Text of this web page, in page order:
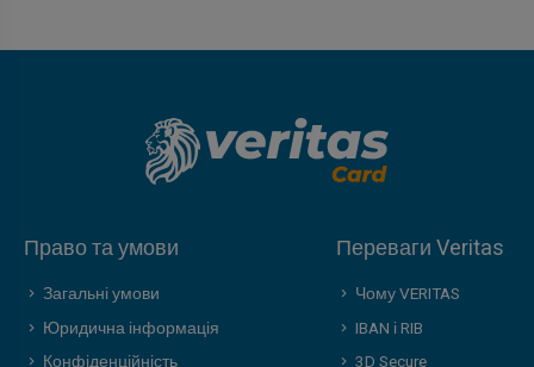
Право та умови
Загальні умови
Юридична інформація
Переваги Veritas
Чому VERITAS
IBAN і RIB